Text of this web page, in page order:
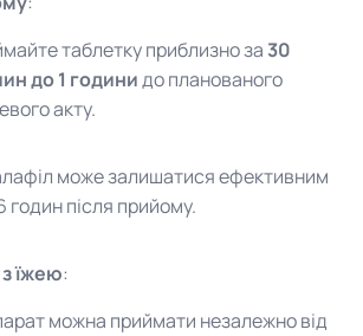
таблетку приблизно за 30
до 1 годинидо планованого
акту.
може залишатися ефективним
годин після прийому.
їжею:
можна приймати незалежно від